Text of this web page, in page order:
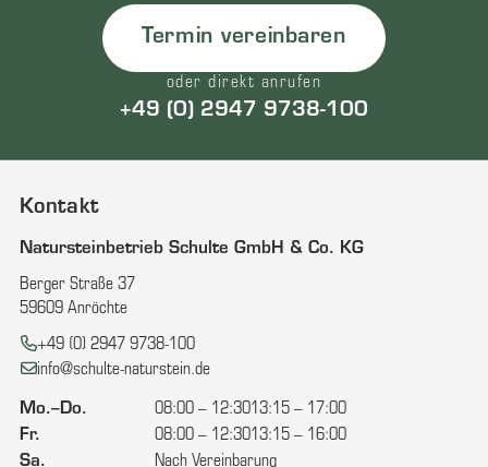
Termin vereinbaren
oder direkt anrufen
+49 (0) 2947 9738-100
Kontakt
Natursteinbetrieb Schulte GmbH & Co. KG
Berger Straße 37
59609 Anröchte
Telefon:
+49 (0) 2947 9738-100
E-Mail:
info@schulte-naturstein.de
Mo.–Do. 08:00 – 12:3013:15 – 17:00
Fr.
08:00 – 12:3013:15 – 16:00
Sa.
Nach Vereinbarung